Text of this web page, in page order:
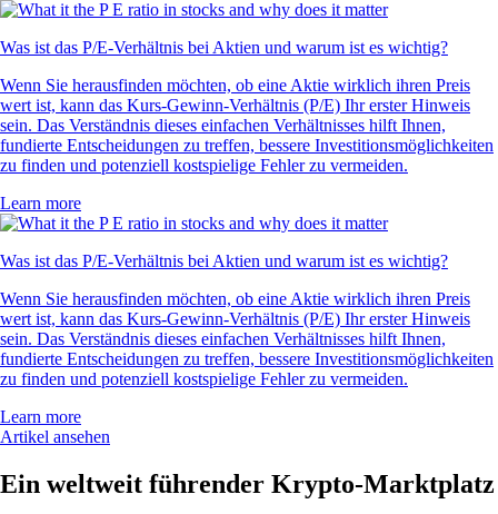
Was ist das P/E-Verhältnis bei Aktien und warum ist es wichtig?
Wenn Sie herausfinden möchten, ob eine Aktie wirklich ihren Preis
wert ist, kann das Kurs-Gewinn-Verhältnis (P/E) Ihr erster Hinweis
sein. Das Verständnis dieses einfachen Verhältnisses hilft Ihnen,
fundierte Entscheidungen zu treffen, bessere Investitionsmöglichkeiten
zu finden und potenziell kostspielige Fehler zu vermeiden.
Learn more
Was ist das P/E-Verhältnis bei Aktien und warum ist es wichtig?
Wenn Sie herausfinden möchten, ob eine Aktie wirklich ihren Preis
wert ist, kann das Kurs-Gewinn-Verhältnis (P/E) Ihr erster Hinweis
sein. Das Verständnis dieses einfachen Verhältnisses hilft Ihnen,
fundierte Entscheidungen zu treffen, bessere Investitionsmöglichkeiten
zu finden und potenziell kostspielige Fehler zu vermeiden.
Learn more
Artikel ansehen
Ein weltweit führender Krypto-Marktplatz